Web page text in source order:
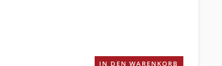
IN DEN WARENKORB